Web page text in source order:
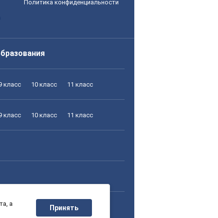
Политика конфиденциальности
класс 10 класс 11 класс
класс 10 класс 11 класс
класс 10 класс 11 класс
а
Принять